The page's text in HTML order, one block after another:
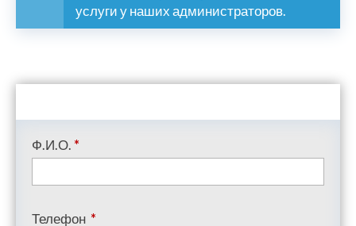
услуги у наших администраторов.
Ф.И.О. *
Телефон *